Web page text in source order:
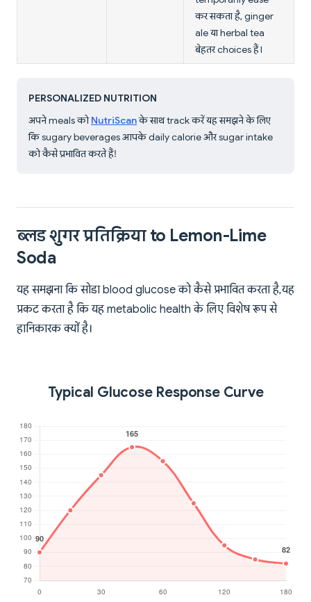
कर सकता है, ginger
ale या herbal tea
बेहतर choices हैं।
PERSONALIZED NUTRITION
अपने meals कोNutriScanके साथ track करें यह समझने के लिए
कि sugary beverages आपके daily calorie और sugar intake
को कैसे प्रभावित करते हैं!
ब्लड शुगर प्रतिक्रिया to Lemon-Lime
Soda
यह समझना कि सोडा blood glucose को कैसे प्रभावित करता है, यह
प्रकट करता है कि यह metabolic health के लिए विशेष रूप से
हानिकारक क्यों है।
Typical Glucose Response Curve